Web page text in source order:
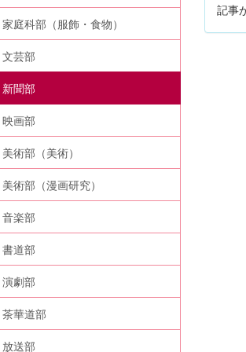
記事
家庭科部（服飾・食物）
文芸部
新聞部
映画部
美術部（美術）
美術部（漫画研究）
音楽部
書道部
演劇部
茶華道部
放送部